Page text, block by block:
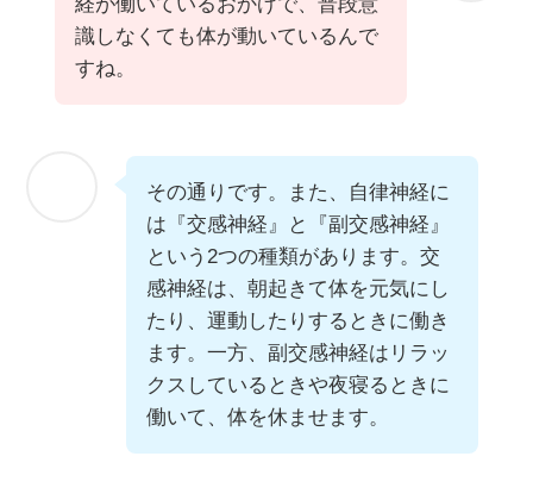
識しなくても体が動いているんで
すね。
その通りです。また、自律神経に
は『交感神経』と『副交感神経』
という2つの種類があります。交
感神経は、朝起きて体を元気にし
たり、運動したりするときに働き
ます。一方、副交感神経はリラッ
クスしているときや夜寝るときに
働いて、体を休ませます。